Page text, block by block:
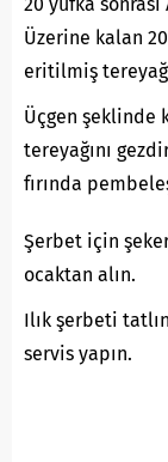
Üzerine kalan
eritilmiş
Üçgen şeklinde
tereyağını
fırında
Şerbet için
ocaktan alın.
Ilık şerbeti
servis yapın.